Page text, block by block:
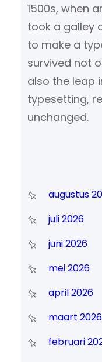
1500s, when
took a galley
to make a
survived not
also the leap
typesetting,
unchanged.
augustus
juli 2026
juni 2026
mei 2026
april 2026
maart 2026
februari